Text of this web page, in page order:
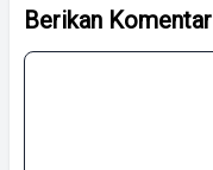
Berikan Komentar